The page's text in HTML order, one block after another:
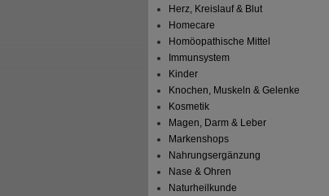
Herz, Kreislauf & Blut
Homecare
Homöopathische Mittel
Immunsystem
Kinder
Knochen, Muskeln & Gelenke
Kosmetik
Magen, Darm & Leber
Markenshops
Nahrungsergänzung
Nase & Ohren
Naturheilkunde